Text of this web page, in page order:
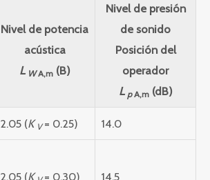
Nivel de potencia
acústica
L WA,m(B)
Nivel de presión
de sonido
Posición del
operador
L pA,m(dB)
2.05 (K V= 0.25) 14.0
2.05 (K = 0.30) 14.5